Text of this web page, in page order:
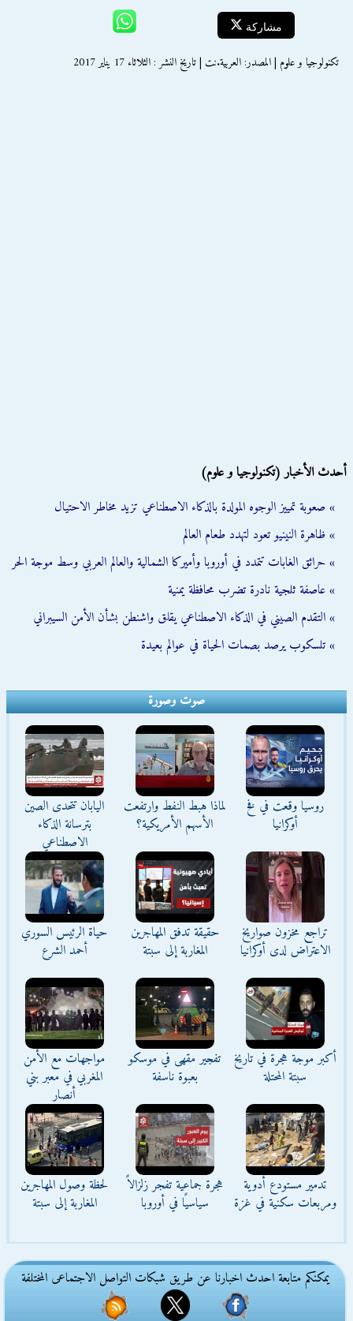
مشاركة
تكنولوجيا و علوم | المصدر: العربية.نت | تاريخ النشر : الثلاثاء 17 يناير 2017
أحدث الأخبار (تكنولوجيا و علوم)
» صعوبة تمييز الوجوه المولدة بالذكاء الاصطناعي تزيد مخاطر الاحتيال
» ظاهرة النينيو تعود لتهدد طعام العالم
» حرائق الغابات تتمدد في أوروبا وأميركا الشمالية والعالم العربي وسط موجة الحر
» عاصفة ثلجية نادرة تضرب محافظة يمنية
» التقدم الصيني في الذكاء الاصطناعي يقلق واشنطن بشأن الأمن السيبراني
» تلسكوب يرصد بصمات الحياة في عوالم بعيدة
صوت وصورة
روسيا وقعت في فخ
أوكرانيا
لماذا هبط النفط وارتفعت
الأسهم الأمريكية؟
اليابان تتحدى الصين
بترسانة الذكاء
الاصطناعي
تراجع مخزون صواريخ
الاعتراض لدى أوكرانيا
حقيقة تدفق المهاجرين
المغاربة إلى سبتة
حياة الرئيس السوري
أحمد الشرع
أكبر موجة هجرة في تاريخ
سبتة المحتلة
تفجير مقهى في موسكو
بعبوة ناسفة
مواجهات مع الأمن
المغربي في معبر بني
أنصار
تدمير مستودع أدوية
ومربعات سكنية في غزة
هجرة جماعية تفجر زلزالاً
سياسيًا في أوروبا
لحظة وصول المهاجرين
المغاربة إلى سبتة
يمكنكم متابعة احدث اخبارنا عن طريق شبكات التواصل الاجتماعى المختلفة